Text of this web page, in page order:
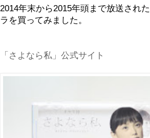
2014年末から2015年頭まで放送され
ラを買ってみました。
「さよなら私」公式サイト